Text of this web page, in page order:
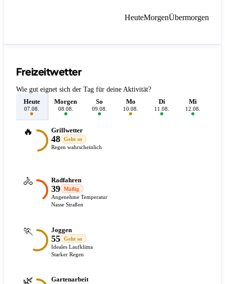
HeuteMorgenÜbermorgen
Freizeitwetter
Wie gut eignet sich der Tag für deine Aktivität?
Heute
07.08.
Morgen
08.08.
So
09.08.
Mo
10.08.
Di
11.08.
Mi
12.08.
🔥 Grillwetter
48
Geht so
Regen wahrscheinlich
🚴 Radfahren
39
Mäßig
Angenehme Temperatur
Nasse Straßen
🏃 Joggen
55
Geht so
Ideales Laufklima
Starker Regen
🌿 Gartenarbeit